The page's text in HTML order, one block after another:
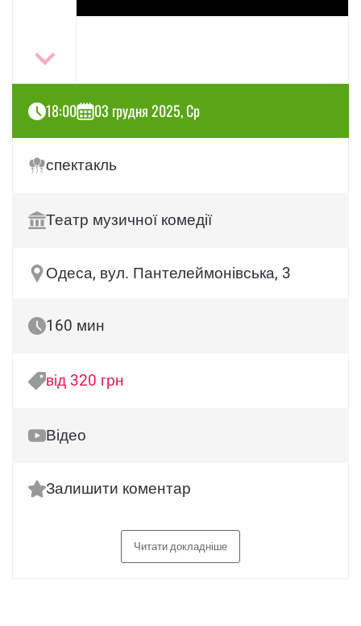
18:00 03 грудня 2025, Ср
спектакль
Театр музичної комедії
Одеса, вул. Пантелеймонівська, 3
160 мин
від 320 грн
Відео
Залишити коментар
Читати докладніше